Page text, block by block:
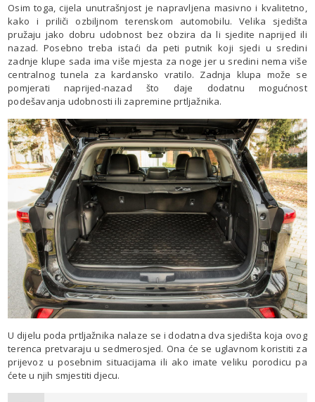
Osim toga, cijela unutrašnjost je napravljena masivno i kvalitetno,
kako i priliči ozbiljnom terenskom automobilu. Velika sjedišta
pružaju jako dobru udobnost bez obzira da li sjedite naprijed ili
nazad. Posebno treba istaći da peti putnik koji sjedi u sredini
zadnje klupe sada ima više mjesta za noge jer u sredini nema više
centralnog tunela za kardansko vratilo. Zadnja klupa može se
pomjerati naprijed-nazad što daje dodatnu mogućnost
podešavanja udobnosti ili zapremine prtljažnika.
U dijelu poda prtljažnika nalaze se i dodatna dva sjedišta koja ovog
terenca pretvaraju u sedmerosjed. Ona će se uglavnom koristiti za
prijevoz u posebnim situacijama ili ako imate veliku porodicu pa
ćete u njih smjestiti djecu.